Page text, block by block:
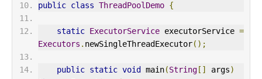
public class ThreadPoolDemo {
static ExecutorService executorService =
Executors . newSingleThreadExecutor();
public static void main(String [] args)